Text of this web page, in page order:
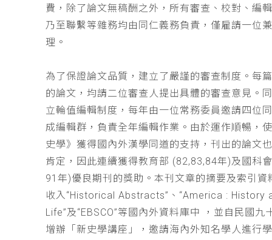
費，除了論文無稿酬之外，所有審查、校對、編
乃至聯繫等雜務均由同仁義務負責，僅雇請一位
理。
為了保證論文品質，建立了嚴謹的審查制度。每
的論文，均請二位審查人提出具體的審查意見。
立輪值編輯制度，每年由一位常務委員邀請四位
成編輯群，負責全年編輯作業。由於運作順暢，
史學》獲得國內外漢學同道的支持，刊出的論文
肯定，因此連續獲得教育部 (82,83,84年)及國科
91年)優良期刊的獎助。本刊文章的摘要及索引資
收入“Historical Abstracts”、“America : History
Life”及“EBSCO”等國內外資料庫中 ，並自民國九
增辦「新史學講座」，邀請海內外知名學人進行